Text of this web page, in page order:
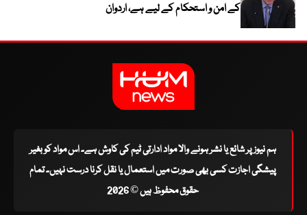
کے امن و استحکام کے لیے ہے، اردوان
ہم نیوز پر شائع یا نشر ہونے والا مواد ادارتی ٹیم کی کاوش ہے۔ اس مواد کو بغیر
پیشگی اجازت کسی بھی صورت میں استعمال یا نقل کرنا درست نہیں۔ تمام
حقوق محفوظ ہیں © 2026